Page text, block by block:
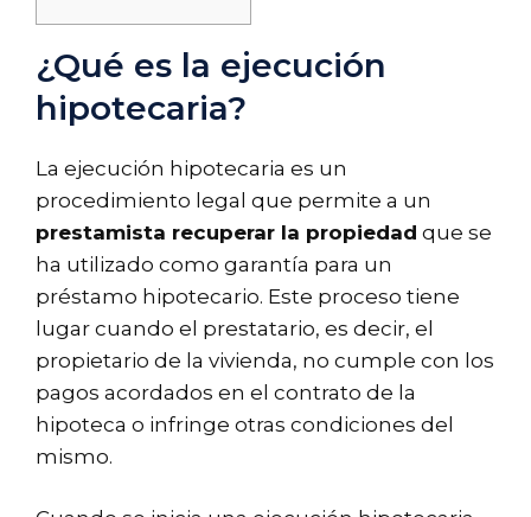
¿Qué es la ejecución
hipotecaria?
La ejecución hipotecaria es un
procedimiento legal que permite a un
prestamista recuperar la propiedad que se
ha utilizado como garantía para un
préstamo hipotecario. Este proceso tiene
lugar cuando el prestatario, es decir, el
propietario de la vivienda, no cumple con los
pagos acordados en el contrato de la
hipoteca o infringe otras condiciones del
mismo.